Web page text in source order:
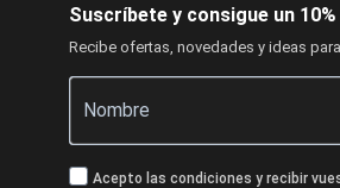
Suscríbete y consigue un
Recibe ofertas, novedades y ideas
Acepto las condiciones y recibir